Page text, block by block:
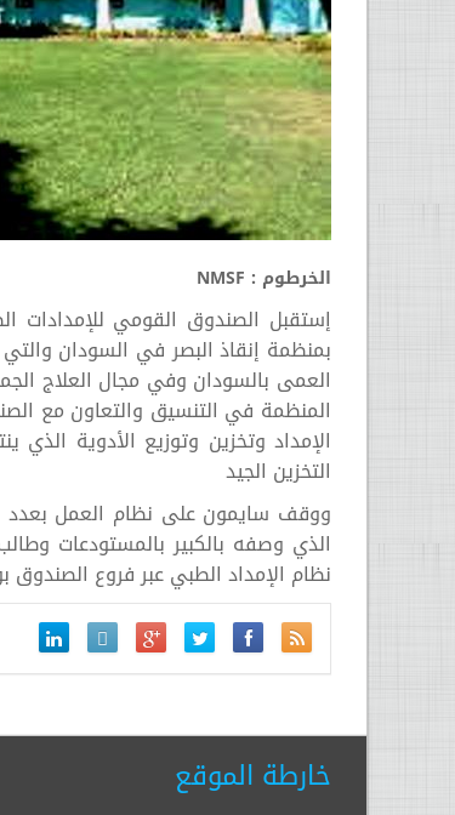
الخرطوم : NMSF
إستقبل الصندوق القومي للإمدادات
بمنظمة إنقاذ البصر في السودان
العمى بالسودان وفي مجال العلاج
المنظمة في التنسيق والتعاون مع
الإمداد وتخزين وتوزيع الأدوية
التخزين الجيد
ووقف سايمون على نظام العمل بعدد
الذي وصفه بالكبير بالمستودعات
نظام الإمداد الطبي عبر فروع الصندوق
خارطة الموقع